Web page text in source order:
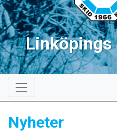
Linköpings
Nyheter